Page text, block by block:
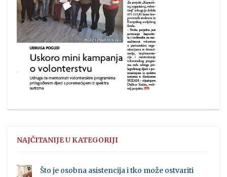
NAJČITANIJE U KATEGORIJI
Što je osobna asistencija i tko može ostvariti